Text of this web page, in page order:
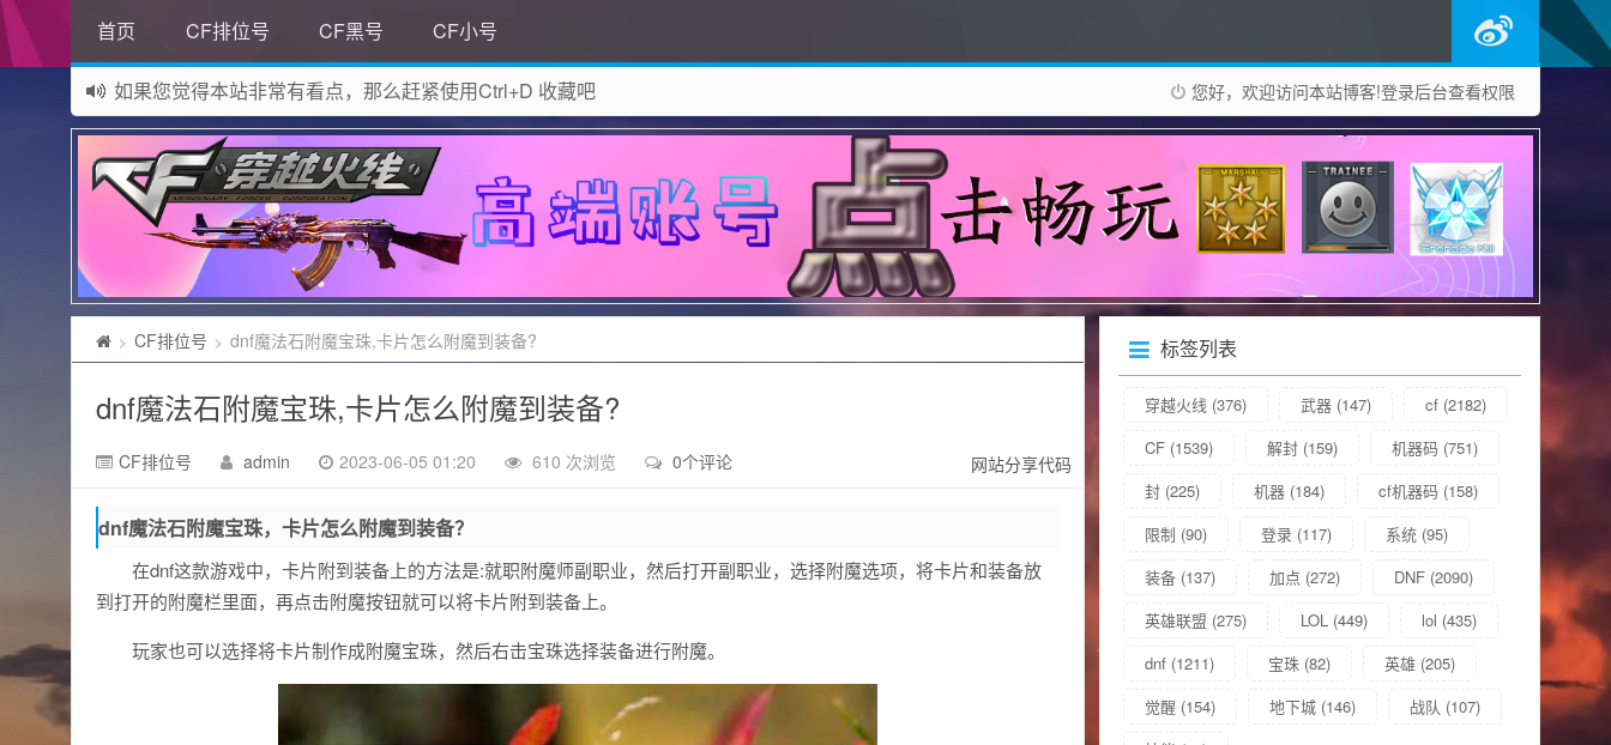
首页 CF排位号 CF黑号 CF小号
您好，欢迎访问本站博客!登录后台查看权限
如果您觉得本站非常有看点，那么赶紧使用Ctrl+D 收藏吧
网站所有资源均来自网络，如有侵权请联系站长删除！
> CF排位号 > dnf魔法石附魔宝珠,卡片怎么附魔到装备?
dnf魔法石附魔宝珠,卡片怎么附魔到装备?
CF排位号 admin 2023-06-05 01:20 610 次浏览 0个评论 网站分享代码
dnf魔法石附魔宝珠，卡片怎么附魔到装备？
在dnf这款游戏中，卡片附到装备上的方法是:就职附魔师副职业，然后打开副职业，选择附魔选项，将卡片和装备放
到打开的附魔栏里面，再点击附魔按钮就可以将卡片附到装备上。
玩家也可以选择将卡片制作成附魔宝珠，然后右击宝珠选择装备进行附魔。
标签列表
穿越火线 (376) 武器 (147) cf (2182)
CF (1539) 解封 (159) 机器码 (751)
封 (225) 机器 (184) cf机器码 (158)
限制 (90) 登录 (117) 系统 (95)
装备 (137) 加点 (272) DNF (2090)
英雄联盟 (275) LOL (449) lol (435)
dnf (1211) 宝珠 (82) 英雄 (205)
觉醒 (154) 地下城 (146) 战队 (107)